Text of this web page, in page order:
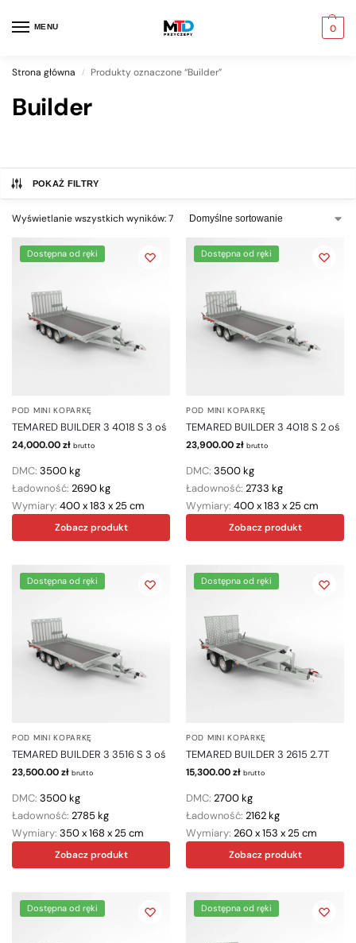
MENU 0
Strona główna / Produkty oznaczone “Builder”
Builder
POKAŻ FILTRY
Wyświetlanie wszystkich wyników: 7
Dostępna od ręki
POD MINI KOPARKĘ
TEMARED BUILDER 3 4018 S 3 oś
24,000.00zł brutto
DMC: 3500 kg
Ładowność: 2690 kg
Wymiary: 400 x 183 x 25 cm
Zobacz produkt
Dostępna od ręki
POD MINI KOPARKĘ
TEMARED BUILDER 3 4018 S 2 oś
23,900.00zł brutto
DMC: 3500 kg
Ładowność: 2733 kg
Wymiary: 400 x 183 x 25 cm
Zobacz produkt
Dostępna od ręki
POD MINI KOPARKĘ
TEMARED BUILDER 3 3516 S 3 oś
23,500.00zł brutto
DMC: 3500 kg
Ładowność: 2785 kg
Wymiary: 350 x 168 x 25 cm
Zobacz produkt
Dostępna od ręki
POD MINI KOPARKĘ
TEMARED BUILDER 3 2615 2.7T
15,300.00zł brutto
DMC: 2700 kg
Ładowność: 2162 kg
Wymiary: 260 x 153 x 25 cm
Zobacz produkt
Dostępna od ręki Dostępna od ręki